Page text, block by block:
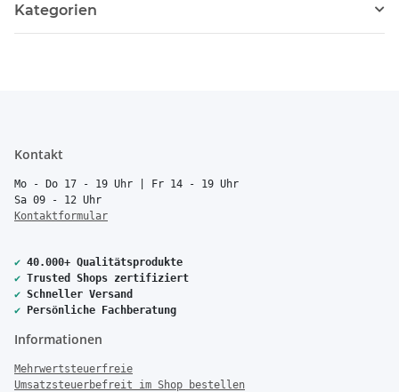
Kategorien
Kontakt
Mo - Do 17 - 19 Uhr | Fr 14 - 19 Uhr
Sa 09 - 12 Uhr
Kontaktformular
✔ 40.000+ Qualitätsprodukte
✔ Trusted Shops zertifiziert
✔ Schneller Versand
✔ Persönliche Fachberatung
Informationen
Mehrwertsteuerfreie
Umsatzsteuerbefreit im Shop bestellen